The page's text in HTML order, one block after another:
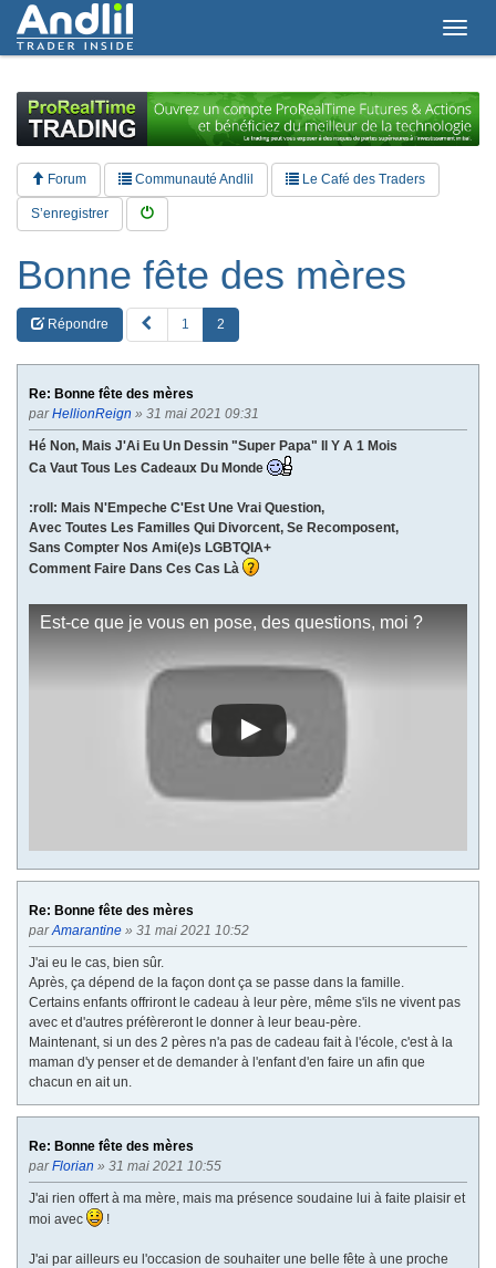
T
g
l
e
n
Forum Communauté Andlil Le Café des Traders
S’enregistrer
Bonne fête des mères
Répondre
R
E
1 2
Re: Bonne fête des mères
parHellionReign » 31 mai 2021 09:31
Hé Non, Mais J'Ai Eu Un Dessin "Super Papa" Il Y A 1 Mois
Ca Vaut Tous Les Cadeaux Du Monde
:roll: Mais N'Empeche C'Est Une Vrai Question,
Avec Toutes Les Familles Qui Divorcent, Se Recomposent,
Sans Compter Nos Ami(e)s LGBTQIA+
Comment Faire Dans Ces Cas Là
Est-ce que je vous en pose, des questions, moi ?
Re: Bonne fête des mères
parAmarantine » 31 mai 2021 10:52
J'ai eu le cas, bien sûr.
Après, ça dépend de la façon dont ça se passe dans la famille.
Certains enfants offriront le cadeau à leur père, même s'ils ne vivent pas
avec et d'autres préfèreront le donner à leur beau-père.
Maintenant, si un des 2 pères n'a pas de cadeau fait à l'école, c'est à la
maman d'y penser et de demander à l'enfant d'en faire un afin que
chacun en ait un.
Re: Bonne fête des mères
parFlorian » 31 mai 2021 10:55
J'ai rien offert à ma mère, mais ma présence soudaine lui à faite plaisir et
moi avec
!
J'ai par ailleurs eu l'occasion de souhaiter une belle fête à une proche